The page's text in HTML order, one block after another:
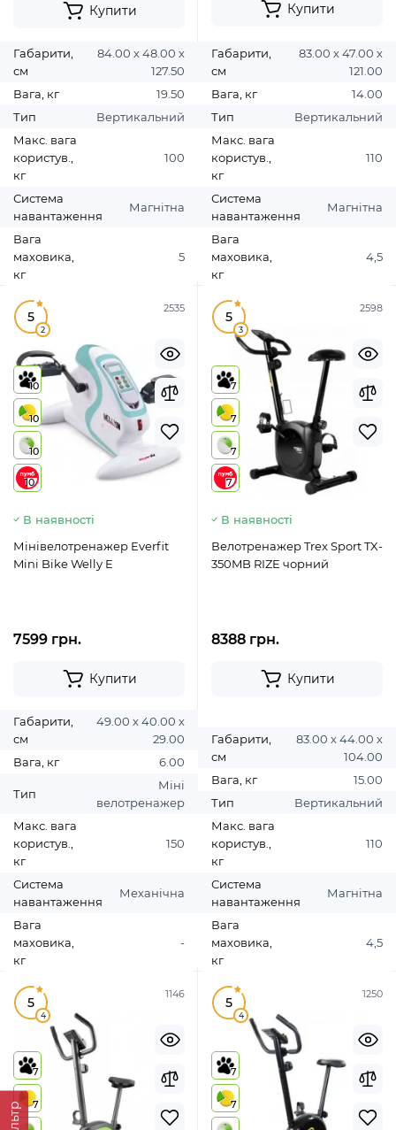
Купити
Габарити,
см
84.00 х 48.00 х
127.50
Вага, кг
19.50
Тип
Вертикальний
Макс. вага
користув.,
кг
100
Система
навантаження
Магнітна
Вага
маховика,
кг
5
Купити
Габарити,
см
83.00 х 47.00 х
121.00
Вага, кг
14.00
Тип
Вертикальний
Макс. вага
користув.,
кг
110
Система
навантаження
Магнітна
Вага
маховика,
кг
4,5
2535
5
2
10
10
10
10
В наявності
Мінівелотренажер Everfit
Mini Bike Welly E
7599 грн.
Купити
Габарити,
см
49.00 х 40.00 х
29.00
Вага, кг
6.00
Тип
Міні
велотренажер
Макс. вага
користув.,
кг
150
Система
навантаження
Механічна
Вага
маховика,
кг
-
2598
5
3
7
7
7
7
В наявності
Велотренажер Trex Sport TX-
350MB RIZE чорний
8388 грн.
Купити
Габарити,
см
83.00 х 44.00 х
104.00
Вага, кг
15.00
Тип
Вертикальний
Макс. вага
користув.,
кг
110
Система
навантаження
Магнітна
Вага
маховика,
кг
4,5
1146
5
4
7
7
1250
5
4
7
7